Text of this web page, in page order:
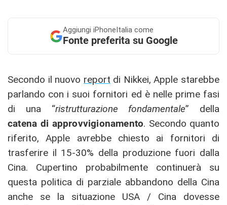
Aggiungi iPhoneItalia come
Fonte preferita su Google
Secondo il nuovo report di Nikkei, Apple starebbe
parlando con i suoi fornitori ed è nelle prime fasi
di una “ristrutturazione fondamentale” della
catena di approvvigionamento. Secondo quanto
riferito, Apple avrebbe chiesto ai fornitori di
trasferire il 15-30% della produzione fuori dalla
Cina. Cupertino probabilmente continuerà su
questa politica di parziale abbandono della Cina
anche se la situazione USA / Cina dovesse